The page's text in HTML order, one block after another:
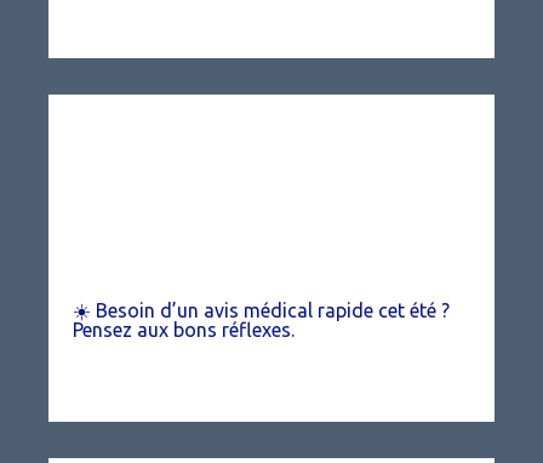
☀️ Besoin d’un avis médical rapide cet été ?
Pensez aux bons réflexes.